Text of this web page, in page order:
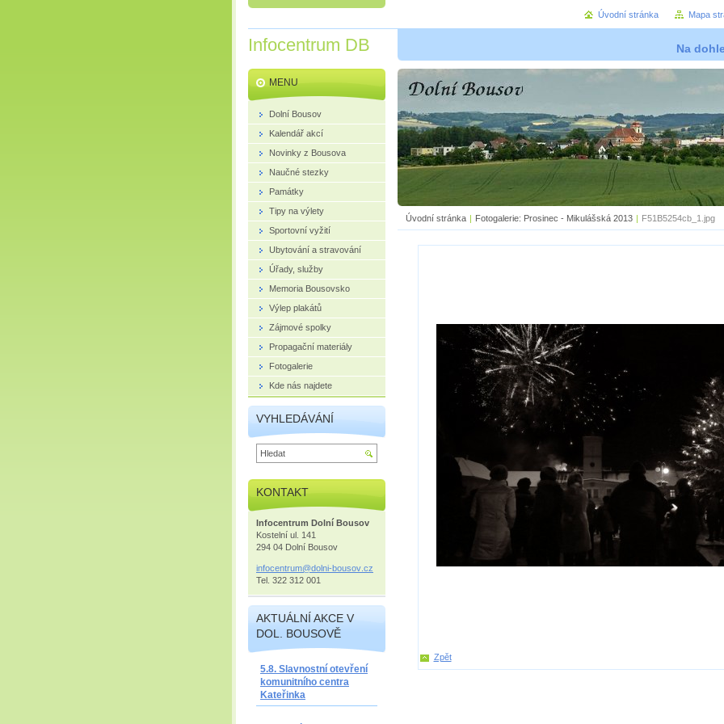
Infocentrum DB Na
Úvodní stránka | Fotogalerie: Prosinec - Mikulášská 2013 | F51B5254cb_1.jpg
Zpět
MENU
Dolní Bousov
Kalendář akcí
Novinky z Bousova
Naučné stezky
Památky
Tipy na výlety
Sportovní vyžití
Ubytování a stravování
Úřady, služby
Memoria Bousovsko
Výlep plakátů
Zájmové spolky
Propagační materiály
Fotogalerie
Kde nás najdete
VYHLEDÁVÁNÍ
KONTAKT
Infocentrum Dolní Bousov
Kostelní ul. 141
294 04 Dolní Bousov
infocentrum@dolni-bousov .cz
Tel. 322 312 001
AKTUÁLNÍ AKCE V
DOL. BOUSOVĚ
5.8. Slavnostní otevření
komunitního centra
Kateřinka
Úvodní stránka Mapa